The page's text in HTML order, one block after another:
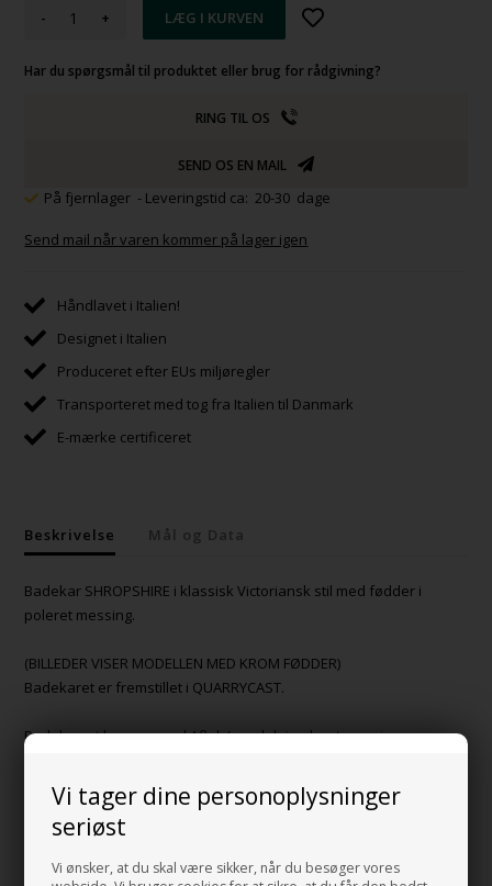
Vi tager dine personoplysninger
seriøst
Vi ønsker, at du skal være sikker, når du besøger vores
- +
Har du spørgsmål til produktet eller brug for rådgivning?
RING TIL OS
SEND OS EN MAIL
På fjernlager - Leveringstid ca: 20-30 dage
Send mail når varen kommer på lager igen
Håndlavet i Italien!
Designet i Italien
Produceret efter EUs miljøregler
Transporteret med tog fra Italien til Danmark
E-mærke certificeret
Beskrivelse Mål og Data
Badekar SHROPSHIRE i klassisk Victoriansk stil med fødder i
poleret messing.
(BILLEDER VISER MODELLEN MED KROM FØDDER)
Badekaret er fremstillet i QUARRYCAST.
Badekarret leveres med Afløb/overløb i poleret messing og er
Badekarret fås også med fødder i hvid eller krom.
Længde: 153,7 cm.